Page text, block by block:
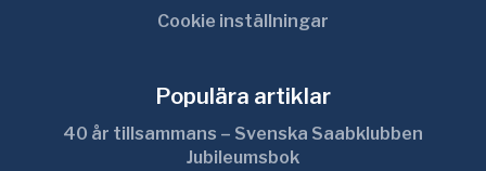
Cookie inställningar
Populära artiklar
40 år tillsammans – Svenska Saabklubben
Jubileumsbok